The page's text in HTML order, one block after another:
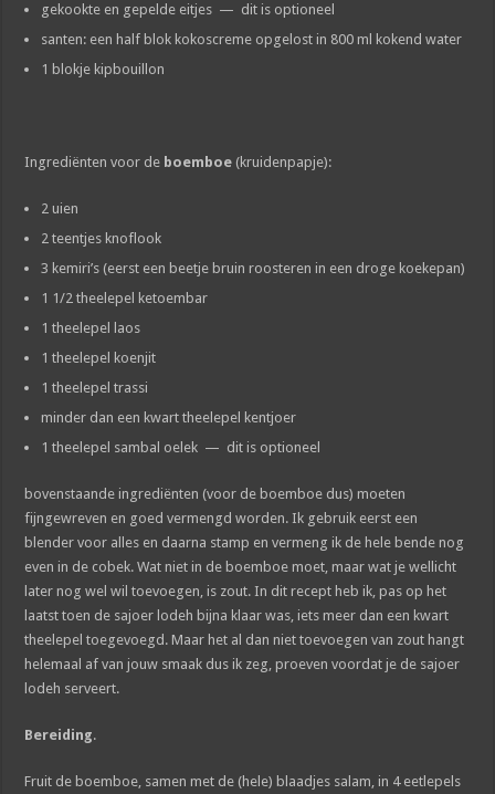
gekookte en gepelde eitjes — dit is optioneel
santen: een half blok kokoscreme opgelost in 800 ml kokend water
1 blokje kipbouillon
Ingrediënten voor de boemboe (kruidenpapje):
2 uien
2 teentjes knoflook
3 kemiri’s (eerst een beetje bruin roosteren in een droge koekepan)
1 1/2 theelepel ketoembar
1 theelepel laos
1 theelepel koenjit
1 theelepel trassi
minder dan een kwart theelepel kentjoer
1 theelepel sambal oelek — dit is optioneel
bovenstaande ingrediënten (voor de boemboe dus) moeten
fijngewreven en goed vermengd worden. Ik gebruik eerst een
blender voor alles en daarna stamp en vermeng ik de hele bende nog
even in de cobek. Wat niet in de boemboe moet, maar wat je wellicht
later nog wel wil toevoegen, is zout. In dit recept heb ik, pas op het
laatst toen de sajoer lodeh bijna klaar was, iets meer dan een kwart
theelepel toegevoegd. Maar het al dan niet toevoegen van zout hangt
helemaal af van jouw smaak dus ik zeg, proeven voordat je de sajoer
lodeh serveert.
Bereiding.
Fruit de boemboe, samen met de (hele) blaadjes salam, in 4 eetlepels